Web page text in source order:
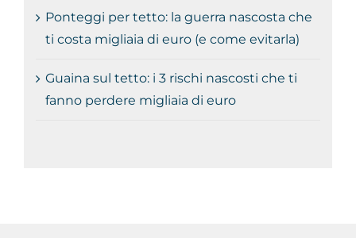
Ponteggi per tetto: la guerra nascosta che
ti costa migliaia di euro (e come evitarla)
Guaina sul tetto: i 3 rischi nascosti che ti
fanno perdere migliaia di euro